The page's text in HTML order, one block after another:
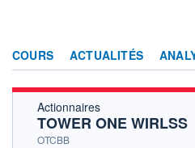
COURS ACTUALITÉS
Actionnaires
TOWER ONE WIRLSS
OTCBB